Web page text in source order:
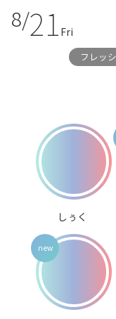
8/21 Fri
フレッ
しぅく